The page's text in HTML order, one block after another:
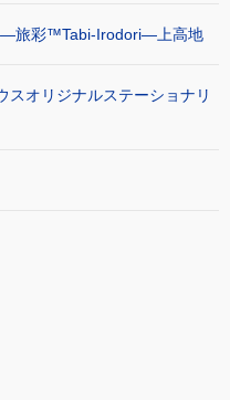
―旅彩™Tabi-Irodori―上高地
スオリジナルステーショナリ